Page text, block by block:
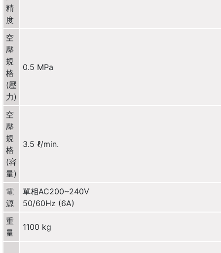
精
度
空
壓
規
格
(壓
力)
0.5 MPa
空
壓
規
格
(容
量)
3.5 ℓ/min.
電
源
單相AC200~240V
50/60Hz (6A)
重
量
1100 kg